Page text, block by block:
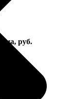
Цена, руб.